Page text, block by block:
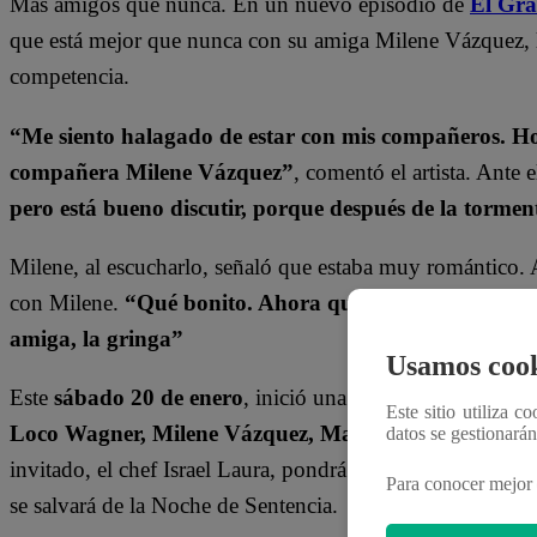
que está mejor que nunca con su amiga Milene
competencia.
“Me siento halagado de estar con mis compañeros.
compañera Milene Vázquez”, comentó el artista. Ante
pero está bueno discutir, porque después de la
Milene, al escucharlo, señaló que estaba muy
con Milene. “Qué bonito. Ahora que Armando me ha
amiga, la gringa”
Este sábado 20 de enero, inició una nueva ronda en “El
Loco Wagner, Milene Vázquez, Mayra Goñi y
invitado, el chef Israel Laura, pondrá los pelos de punta
se salvará de la Noche de Sentencia.
Usamos
Este sitio utiliza
datos se
Para conocer